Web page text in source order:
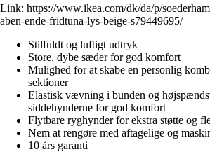
Link: https://www.ikea.com/dk/da/p/
aben-ende-fridtuna-lys-beige-s79449695/
Stilfuldt og luftigt udtryk
Store, dybe sæder for god komfort
Mulighed for at skabe en personlig
sektioner
Elastisk vævning i bunden og
siddehynderne for god komfort
Flytbare ryghynder for ekstra støtte og
Nem at rengøre med aftagelige og
10 års garanti